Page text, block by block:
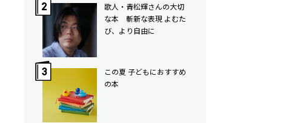
歌人・青松輝さんの大切
な本 斬新な表現 よむた
び、より自由に
この夏 子どもにおすすめ
の本